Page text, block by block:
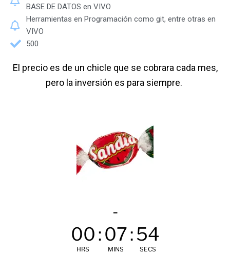
BASE DE DATOS en VIVO
Herramientas en Programación como git, entre otras en
VIVO
500
El precio es de un chicle que se cobrara cada mes,
pero la inversión es para siempre.
-
00
HRS
:07
MINS
:53
SECS